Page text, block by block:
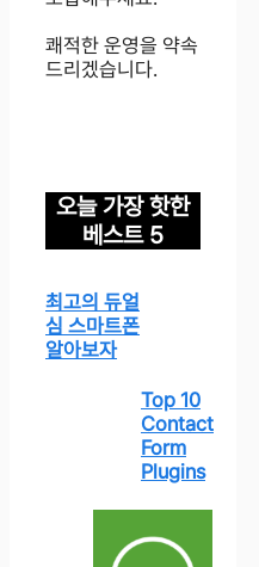
쾌적한 운영을 약속
드리겠습니다.
오늘 가장 핫한
베스트 5
최고의 듀얼
심 스마트폰
알아보자
Top 10
Contact
Form
Plugins